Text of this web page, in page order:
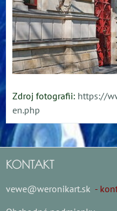
Zdroj fotografii: https://
en.php
KONTAKT
vewe@weronikart.sk -